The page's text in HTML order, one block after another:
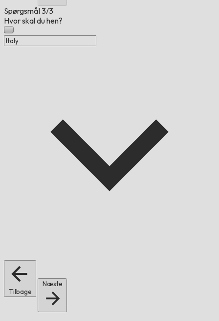
Spørgsmål3/3
Hvor skal du hen?
Tilbage
Næste